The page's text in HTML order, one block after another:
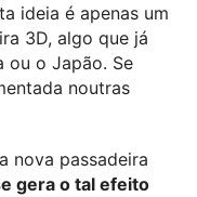
ideia é apenas um
3D, algo que já
ou o Japão. Se
noutras
nova passadeira
gera o tal efeito